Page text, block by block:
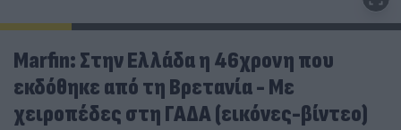
Marfin: Στην Ελλάδα η 46χρονη που
εκδόθηκε από τη Βρετανία - Με
χειροπέδες στη ΓΑΔΑ (εικόνες-βίντεο)